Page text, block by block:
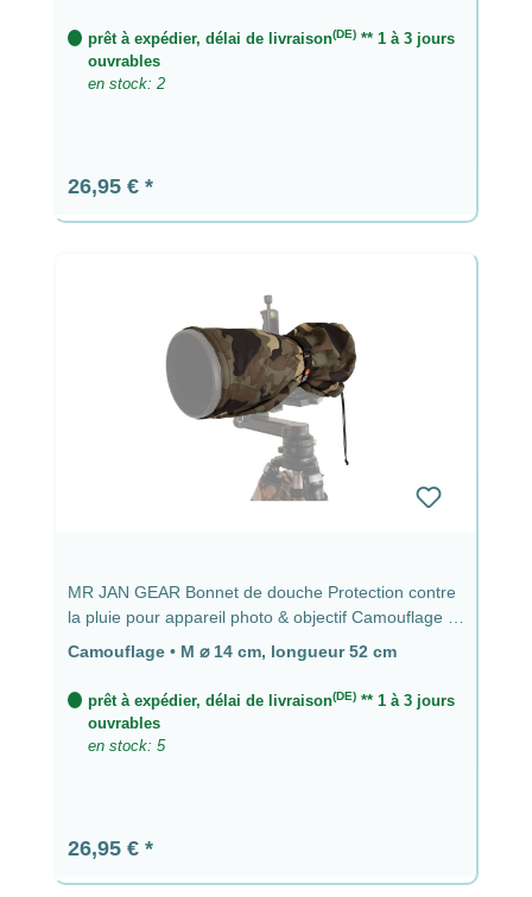
prêt à expédier, délai de livraison(DE)** 1 à 3 jours
ouvrables
en stock: 2
Prix régulier :
26,95 €
MR JAN GEAR Bonnet de douche Protection contre
la pluie pour appareil photo & objectif Camouflage -
⌀ 14 cm, longueur 52 cm
Camouflage • M ⌀ 14 cm, longueur 52 cm
prêt à expédier, délai de livraison(DE)** 1 à 3 jours
ouvrables
en stock: 5
Prix régulier :
26,95 €